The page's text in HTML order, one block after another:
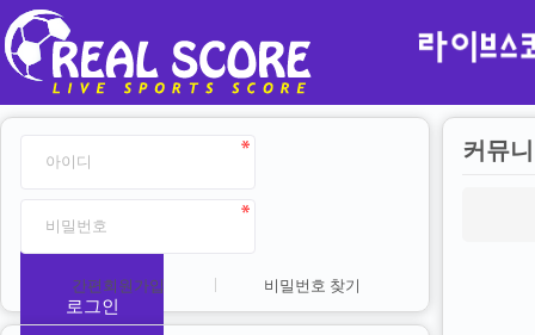
로그인
간편회원가입 비밀번호 찾기
커뮤